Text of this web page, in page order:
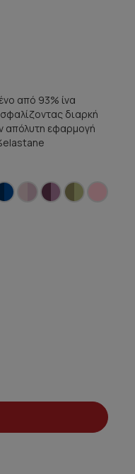
από 93% ίνα
διαρκή
απόλυτη εφαρμογή